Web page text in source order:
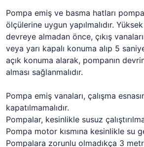
Pompa emiş ve basma hatları
ölçülerine uygun yapılmalıdır.
devreye almadan önce, çıkış
veya yarı kapalı konuma alıp 5
açık konuma alarak, pompanın
alması sağlanmalıdır.
Pompa emiş vanaları, çalışma
kapatılmamalıdır.
Pompalar, kesinlikle susuz
Pompa motor kısmına kesinlikle su
Pompalara zorunlu olmadıkça 3